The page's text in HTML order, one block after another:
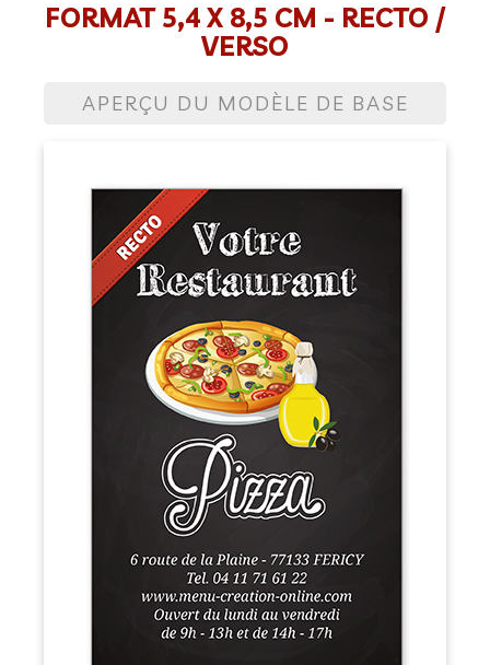
FORMAT 5,4 X 8,5 CM - RECTO /
VERSO
APERÇU DU MODÈLE DE BASE